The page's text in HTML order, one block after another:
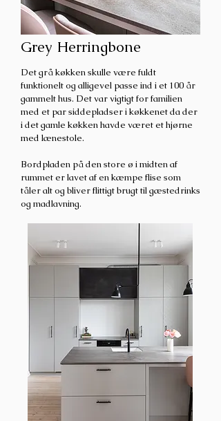
Grey Herringbone
Det grå køkken skulle være fuldt
funktionelt og alligevel passe ind i et 100 år
gammelt hus. Det var vigtigt for familien
med et par siddepladser i køkkenet da der
i det gamle køkken havde været et hjørne
med lænestole.
Bordpladen på den store ø i midten af
rummet er lavet af en kæmpe flise som
tåler alt og bliver flittigt brugt til gæstedrinks
og madlavning.